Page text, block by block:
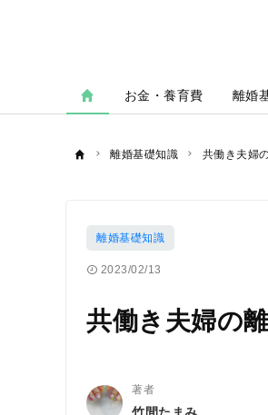
お金・養育費 離婚
離婚基礎知識 共働き夫婦
離婚基礎知識
2023/02/13
共働き夫婦の
著者
竹間たまみ